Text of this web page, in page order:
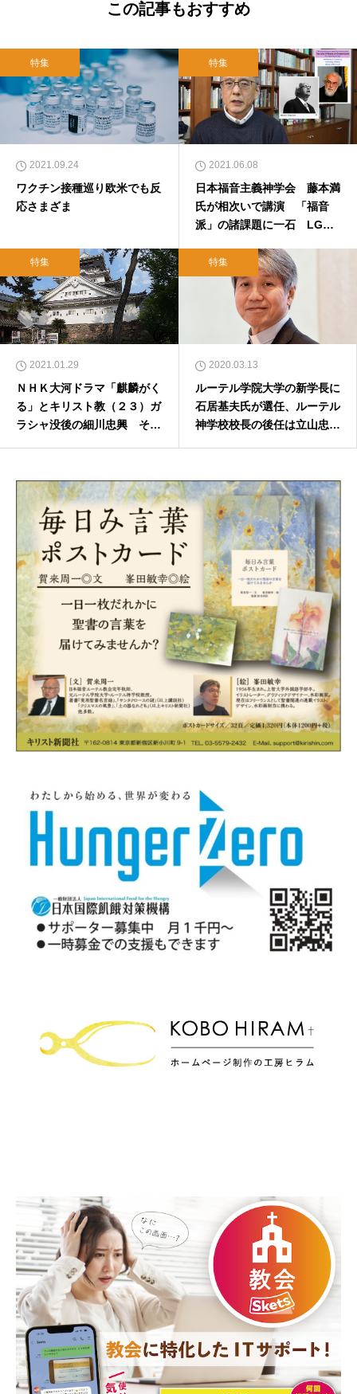
この記事もおすすめ
特集
2021.09.24
ワクチン接種巡り欧米でも反
応さまざま
特集
2021.06.08
日本福音主義神学会 藤本満
氏が相次いで講演 「福音
派」の諸課題に一石 LGBT
特集
2021.01.29
ＮＨＫ大河ドラマ「麒麟がく
る」とキリスト教（２３）ガ
ラシャ没後の細川忠興 その
特集
2020.03.13
ルーテル学院大学の新学長に
石居基夫氏が選任、ルーテル
神学校校長の後任は立山忠浩